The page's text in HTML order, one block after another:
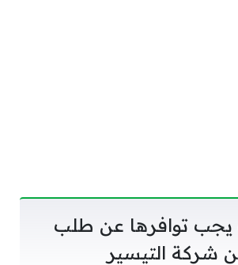
توافرها عن طلب
شركة التيسير